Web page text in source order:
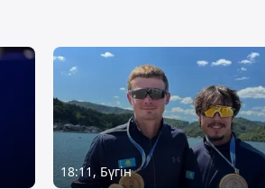
18:11, Бүгін